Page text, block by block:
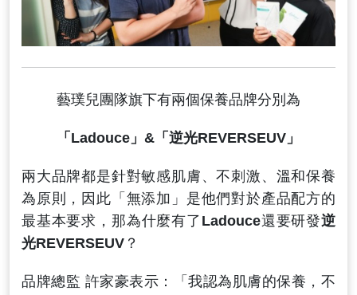
藝璞兒團隊旗下有兩個保養品牌分別為
「Ladouce」&「逆光REVERSEUV」
兩大品牌都是針對敏感肌膚、不刺激、溫和保養
為原則，因此「無添加」是他們對於產品配方的
最基本要求，那為什麼有了 Ladouce還要研發逆
光REVERSEUV ？
品牌總監 許家豪表示：「我認為肌膚的保養，不